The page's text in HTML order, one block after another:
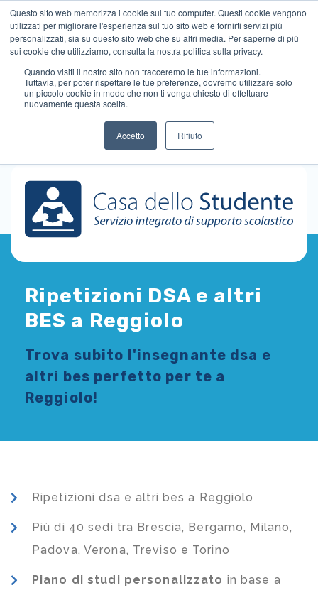
Questo sito web memorizza i cookie sul tuo computer. Questi cookie vengono
utilizzati per migliorare l'esperienza sul tuo sito web e fornirti servizi più
personalizzati, sia su questo sito web che su altri media. Per saperne di più
sui cookie che utilizziamo, consulta la nostra politica sulla privacy.
Quando visiti il ​​nostro sito non tracceremo le tue informazioni.
Tuttavia, per poter rispettare le tue preferenze, dovremo utilizzare solo
un piccolo cookie in modo che non ti venga chiesto di effettuare
nuovamente questa scelta.
Accetto Rifiuto
Ripetizioni DSA e altri
BES a Reggiolo
Trova subito l'insegnante dsa e
altri bes perfetto per te a
Reggiolo!
Ripetizioni dsa e altri bes a Reggiolo
Più di 40 sedi tra Brescia, Bergamo, Milano,
Padova, Verona, Treviso e Torino
Piano di studi personalizzato in base a